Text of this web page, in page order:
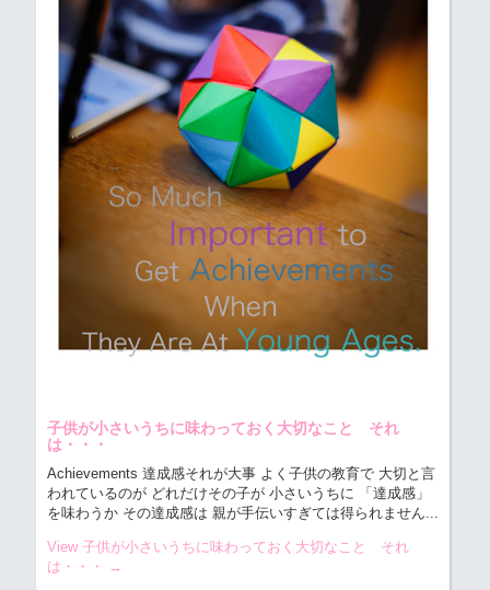
子供が小さいうちに味わっておく大切なこと それ
は・・・
Achievements 達成感それが大事 よく子供の教育で 大切と言
われているのが どれだけその子が 小さいうちに 「達成感」
を味わうか その達成感は 親が手伝いすぎては得られません...
View 子供が小さいうちに味わっておく大切なこと それ
は・・・
→